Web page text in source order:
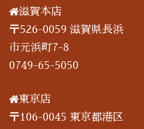
滋賀本店
〒526-0059 滋賀県長浜
市元浜町7-8
0749-65-5050
東京店
〒106-0045 東京都港区